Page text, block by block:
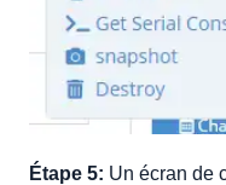
Étape 5: Un écran de